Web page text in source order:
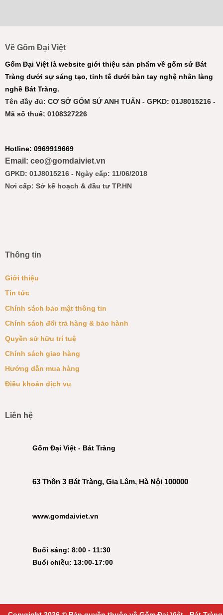
Về Gốm Đại Việt
Gốm Đại Việt là website giới thiệu sản phẩm về gốm sứ Bát
Tràng dưới sự sáng tạo, tinh tế dưới bàn tay nghệ nhân làng
nghề Bát Tràng.
Tên đầy đủ: CƠ SỞ GỐM SỨ ANH TUẤN - GPKD: 01J8015216 -
Mã số thuế; 0108327226
Hotline: 0969919669
Email: ceo@gomdaiviet.vn
GPKD: 01J8015216 - Ngày cấp: 11/06/2018
Nơi cấp: Sở kế hoạch & đầu tư TP.HN
Thông tin
Giới thiệu
Tin tức
Chính sách bảo mật thông tin
Chính sách đổi trả hàng & bảo hành
Quyền sử hữu trí tuệ
Chính sách giao hàng
Hướng dẫn mua hàng
Điều khoản dịch vụ
Liên hệ
Gốm Đại Việt - Bát Tràng
63 Thôn 3 Bát Tràng, Gia Lâm, Hà Nội 100000
www.gomdaiviet.vn
Buổi sáng: 8:00 - 11:30
Buổi chiều: 13:00-17:00